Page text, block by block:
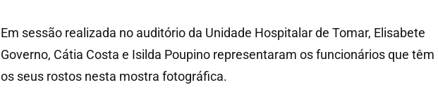
Em sessão realizada no auditório da Unidade Hospitalar de Tomar, Elisabete
Governo, Cátia Costa e Isilda Poupino representaram os funcionários que têm
os seus rostos nesta mostra fotográfica.